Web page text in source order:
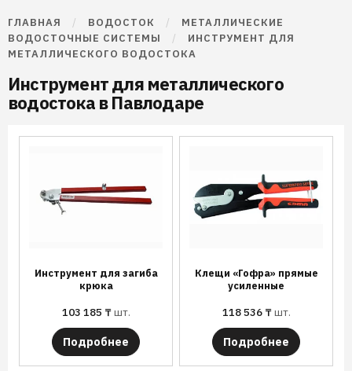
ГЛАВНАЯ / ВОДОСТОК /
МЕТАЛЛИЧЕСКИЕ
ВОДОСТОЧНЫЕ СИСТЕМЫ
/
ИНСТРУМЕНТ ДЛЯ
МЕТАЛЛИЧЕСКОГО ВОДОСТОКА
Инструмент для металлического
водостока в Павлодаре
Инструмент для загиба
крюка
103 185 ₸шт.
Подробнее
Клещи «Гофра» прямые
усиленные
118 536 ₸шт.
Подробнее